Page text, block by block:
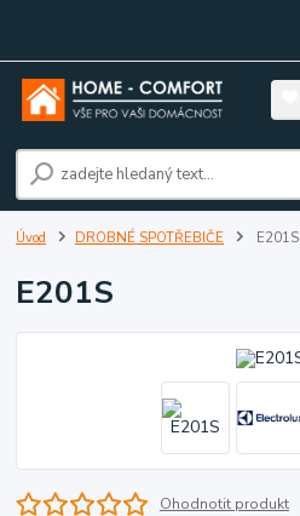
Úvod DROBNÉ SPOTŘEBIČE E201S
E201S
Ohodnotit produkt